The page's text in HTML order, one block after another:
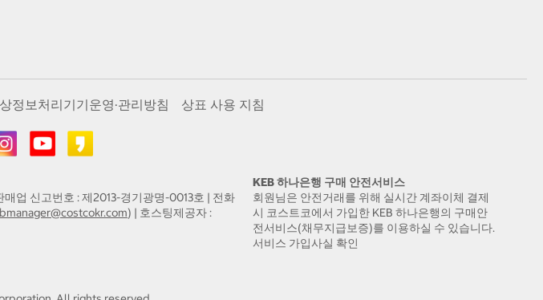
정보처리기기운영·관리방침 상표 사용 지침
업 신고번호 : 제2013-경기광명-0013호 | 전화
) | 호스팅제공자 :
KEB 하나은행 구매 안전서비스
회원님은 안전거래를 위해 실시간 계좌이체 결제
시 코스트코에서 가입한 KEB 하나은행의 구매안
전서비스(채무지급보증)를 이용하실 수 있습니다.
서비스 가입사실 확인